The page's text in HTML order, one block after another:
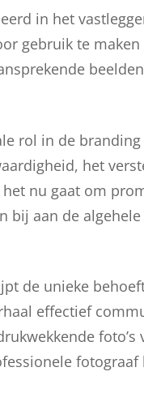
in het
gebruik te
rol in de
het
nu gaat om
bij aan de
de unieke
effectief